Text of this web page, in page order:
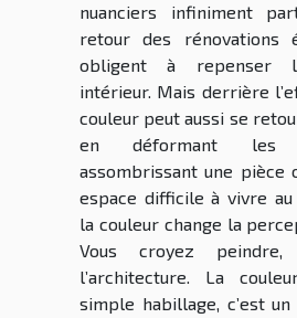
nuanciers infiniment
retour des rénovations
obligent à repenser
intérieur. Mais derrière
couleur peut aussi se
en déformant les
assombrissant une pièce
espace difficile à vivre au
la couleur change la
Vous croyez peindre,
l’architecture. La
simple habillage, c’est